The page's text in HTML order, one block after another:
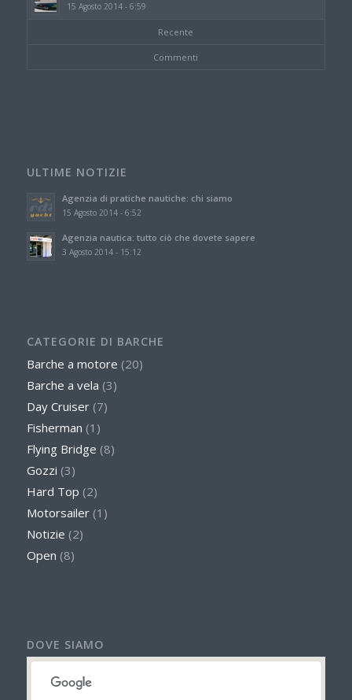
15 Agosto 2014 - 6:59
Recente
Commenti
ULTIME NOTIZIE
Agenzia di pratiche nautiche: chi siamo
15 Agosto 2014 - 6:52
Agenzia nautica: tutto ciò che dovete sapere
3 Agosto 2014 - 15:12
CATEGORIE DI BARCHE
Barche a motore (20)
Barche a vela (3)
Day Cruiser(7)
Fisherman (1)
Flying Bridge (8)
Gozzi (3)
Hard Top (2)
Motorsailer(1)
Notizie (2)
Open (8)
DOVE SIAMO